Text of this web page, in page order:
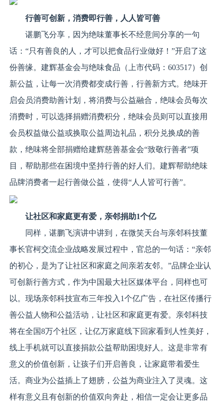
行善可创新，消费即行善，人人皆可善
谌鹏飞分享，因为绝味董事长不经意间分享的一句
话：“只有善良的人，才可以把食品行业做好！”开启了这
份善缘。建辉基金会与绝味食品（上市代码：603517）创
新公益，让每一次消费都变成行善，行善新方式。绝味开
启会员消费助善计划，将消费与公益融合，绝味会员每次
消费时，可以选择捐赠消费积分，绝味会员则可以直接用
会员权益做公益或换取公益周边礼品，积分兑换成的善
款，绝味将全部捐赠给建辉慈善基金会“致敬行善者”项
目，帮助那些在困境中坚持行善的好人们。建辉帮助绝味
品牌消费者一起行善做公益，使得“人人皆可行善”。
让社区和家庭更有爱，亲邻捐助1个亿
同样，谌鹏飞演讲中讲到，在微笑天台与亲邻科技董
事长官柯交流企业战略发展过程中，官总的一句话：“亲邻
的初心，是为了让社区和家庭之间亲若友邻。”品牌企业认
可创新行善方式，作为中国最大社区媒体平台，同样也可
以。现场亲邻科技宣布三年投入1个亿广告，在社区传播行
善公益人物和公益活动，让社区和家庭更有爱。亲邻科技
将在全国8万个社区，让亿万家庭线下回家看到人性美好，
线上手机就可以直接捐款公益帮助困境好人。这是非常有
意义的价值创新，让孩子们开启善良，让家庭带着爱生
活。商业为公益插上了翅膀，公益为商业注入了灵魂。这
样有意义且有创新的价值双向奔赴，相信一定会让更多品